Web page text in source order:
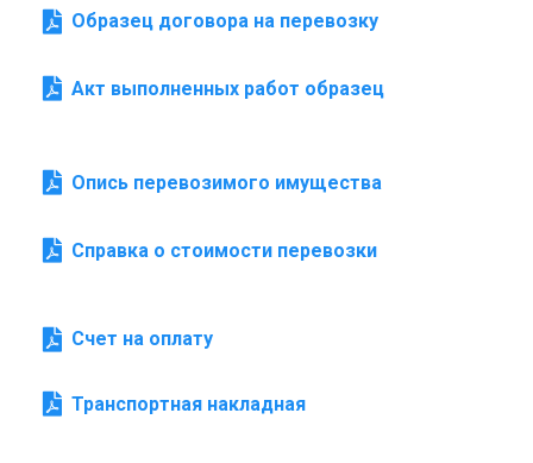
Образец договора на перевозку
Акт выполненных работ образец
Опись перевозимого имущества
Справка о стоимости перевозки
Счет на оплату
Транспортная накладная